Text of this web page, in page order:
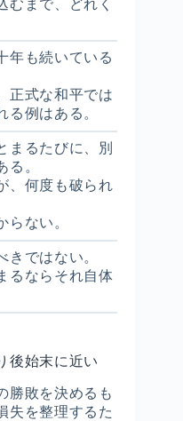
むまで、どれく
年も続いている
正式な和平では
る例はある。
まるたびに、別
る。
、何度も破られ
らない。
きではない。
るならそれ自体
後始末に近い
勝敗を決めるも
失を整理するた